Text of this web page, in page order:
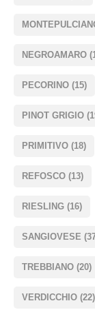
NEGROAMARO
PECORINO (15)
PINOT GRIGIO
PRIMITIVO (18)
REFOSCO (13)
RIESLING (16)
SANGIOVESE
TREBBIANO (20)
VERDICCHIO (22)